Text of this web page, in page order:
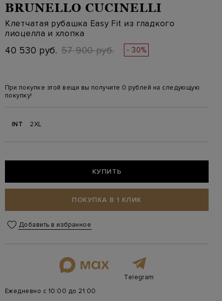
BRUNELLO CUCINELLI
Клетчатая рубашка Easy Fit из гладкого
лиоцелла и хлопка
40 530 руб. 57 900 руб. - 30%
При покупке этой вещи вы получите 0 рублей на следующую
покупку!
INT 2XL
КУПИТЬ
ПОКУПКА В 1 КЛИК
Добавить в избранное
Telegram
Ежедневно с 10:00 до 21:00